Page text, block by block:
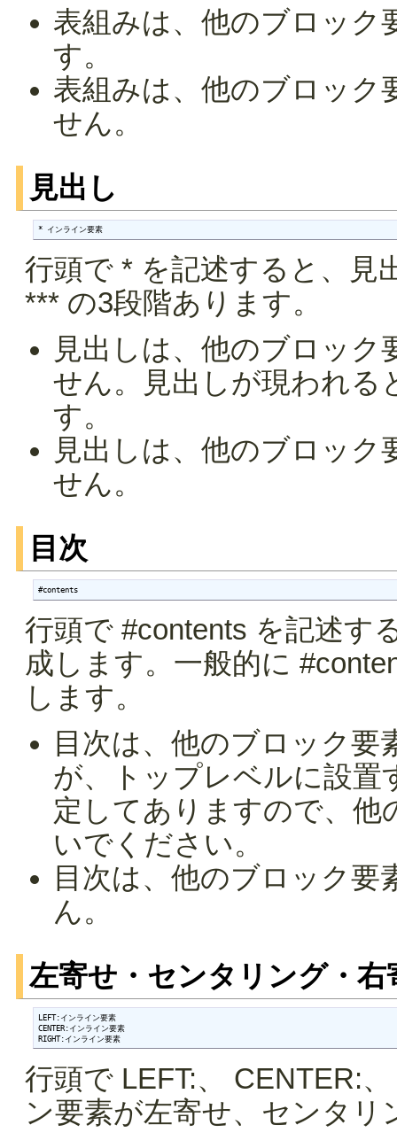
表組みは、他のブロック
す。
表組みは、他のブロック
せん。
見出し
* インライン要素
行頭で * を記述すると、見
*** の3段階あります。
見出しは、他のブロッ
せん。見出しが現われる
す。
見出しは、他のブロッ
せん。
目次
#contents
行頭で #contents を記述す
成します。一般的に
します。
目次は、他のブロック
が、トップレベルに設置
定してありますので、他
いでください。
目次は、他のブロック
ん。
左寄せ・センタリング・右
LEFT:インライン要素
CENTER:インライン要素
RIGHT:インライン要素
行頭で LEFT:、 CENTER:
ン要素が左寄せ、センタ